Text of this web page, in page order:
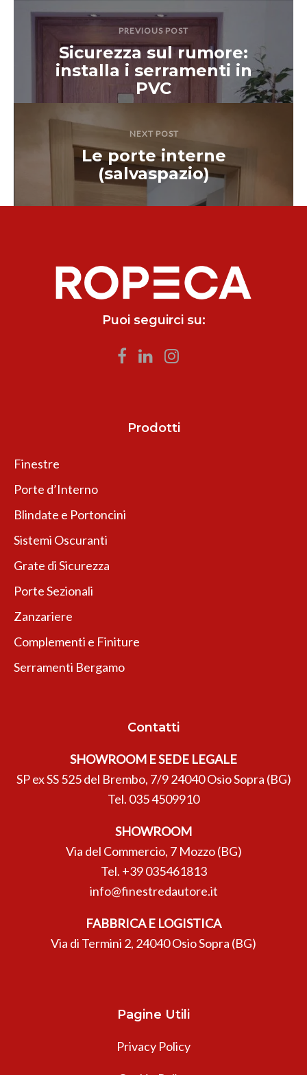
PREVIOUS POST
Sicurezza sul rumore:
installa i serramenti in
PVC
NEXT POST
Le porte interne
(salvaspazio)
Puoi seguirci su:
Prodotti
Finestre
Porte d’Interno
Blindate e Portoncini
Sistemi Oscuranti
Grate di Sicurezza
Porte Sezionali
Zanzariere
Complementi e Finiture
Serramenti Bergamo
Contatti
SHOWROOM E SEDE LEGALE
SP ex SS 525 del Brembo, 7/9 24040 Osio Sopra (BG)
Tel. 035 4509910
SHOWROOM
Via del Commercio, 7 Mozzo (BG)
Tel. +39 035461813
info@finestredautore.it
FABBRICA E LOGISTICA
Via di Termini 2, 24040 Osio Sopra (BG)
Pagine Utili
Privacy Policy